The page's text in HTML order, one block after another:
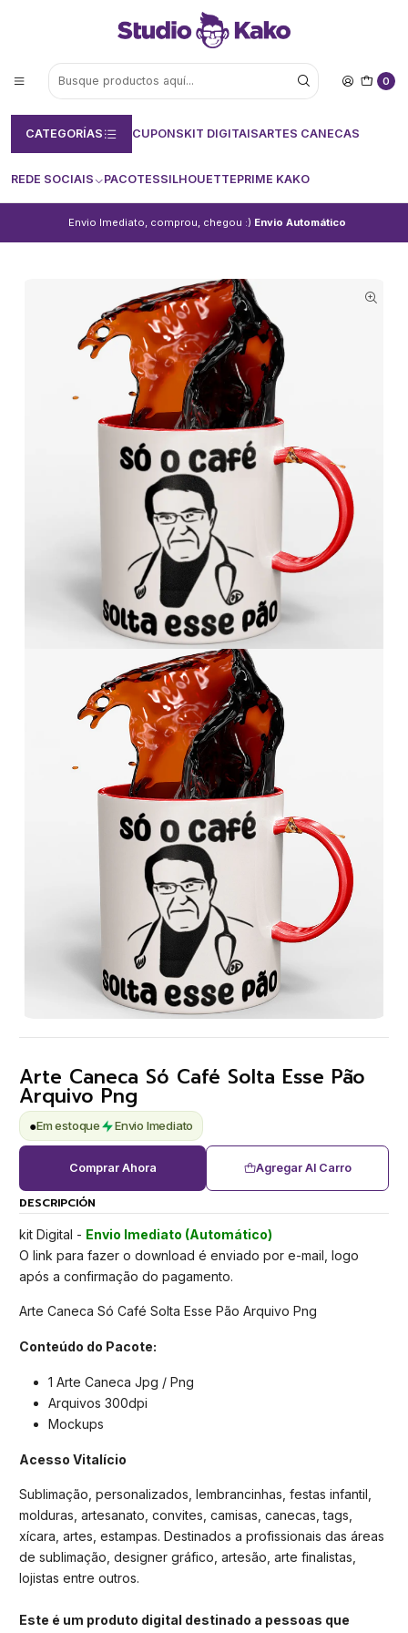
0
CATEGORÍAS CUPONSKIT DIGITAISARTES CANECAS
REDE SOCIAIS PACOTESSILHOUETTEPRIME KAKO
Envio Imediato, comprou, chegou :) Envio Automático
Arte Caneca Só Café Solta Esse Pão
Arquivo Png
●Em estoque Envio Imediato
Agregar Al Carro
Comprar Ahora
DESCRIPCIÓN
kit Digital - Envio Imediato (Automático)
O link para fazer o download é enviado por e-mail, logo
após a confirmação do pagamento.
Arte Caneca Só Café Solta Esse Pão Arquivo Png
Conteúdo do Pacote:
1 Arte Caneca Jpg / Png
Arquivos 300dpi
Mockups
Acesso Vitalício
Sublimação, personalizados, lembrancinhas, festas infantil,
molduras, artesanato, convites, camisas, canecas, tags,
xícara, artes, estampas. Destinados a profissionais das áreas
de sublimação, designer gráfico, artesão, arte finalistas,
lojistas entre outros.
Este é um produto digital destinado a pessoas que